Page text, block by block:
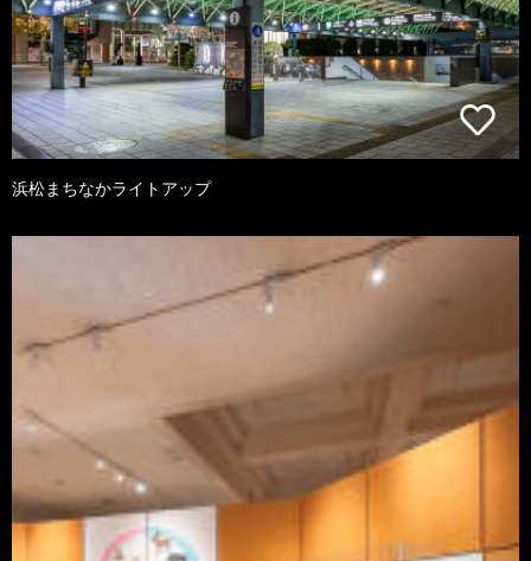
浜松まちなかライトアップ